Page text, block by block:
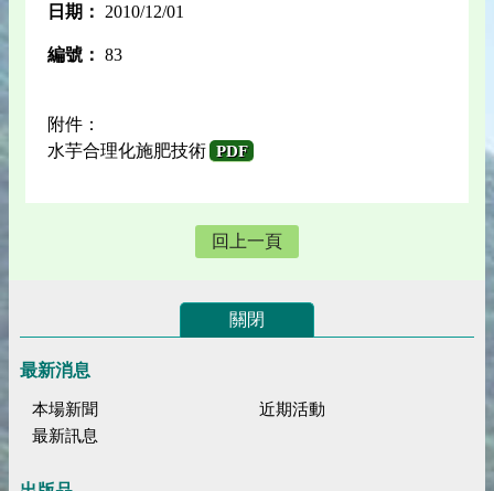
日期： 2010/12/01
編號： 83
附件：
水芋合理化施肥技術 PDF
回上一頁
關閉
最新消息
本場新聞
近期活動
最新訊息